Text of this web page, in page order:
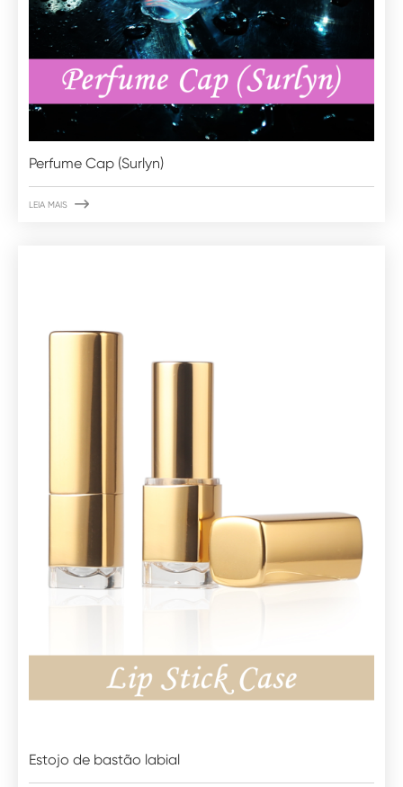
Perfume Cap (Surlyn)
LEIA MAIS 
Estojo de bastão labial